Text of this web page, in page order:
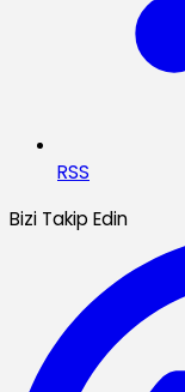
RSS
Bizi Takip Edin